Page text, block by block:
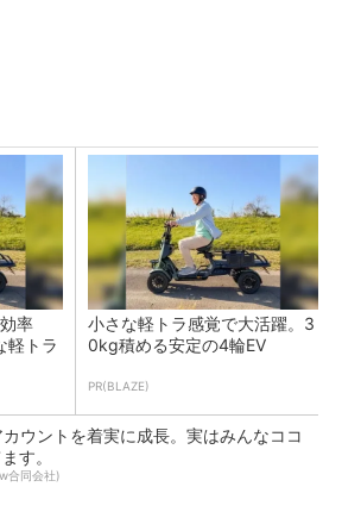
率
軽トラ
小さな軽トラ感覚で大活躍。3
0kg積める安定の4輪EV
PR(BLAZE)
ウントを着実に成長。実はみんなココ
す。
合同会社)